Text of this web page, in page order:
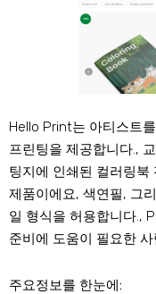
Hello Print는 아티스트
프린팅을 제공합니다.,
팅지에 인쇄된 컬러링북
제품이에요, 색연필, 그
일 형식을 허용합니다.,
준비에 도움이 필요한
주요정보를 한눈에: